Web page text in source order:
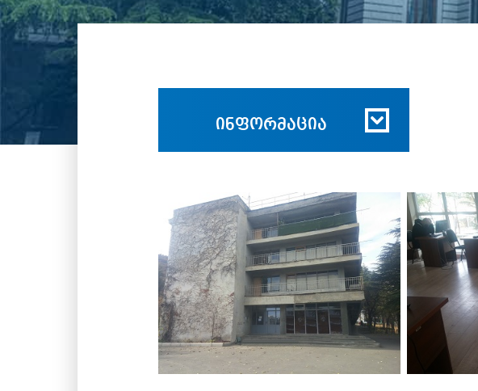
ინფორმაცია